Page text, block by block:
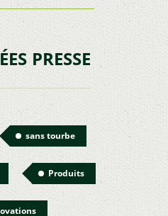
PRESSE
sans tourbe
Produits